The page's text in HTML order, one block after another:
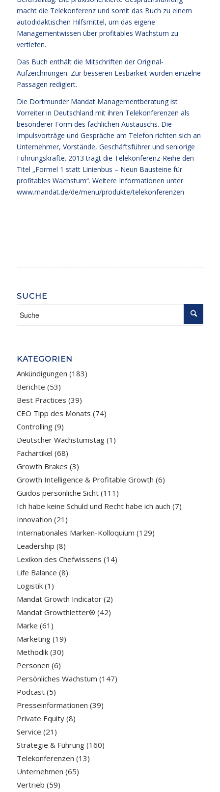
macht die Telekonferenz und somit das Buch zu einem
autodidaktischen Hilfsmittel, um das eigene
Managementwissen über profitables Wachstum zu
vertiefen.
Das Buch enthält die Mitschriften der Original-
Aufzeichnungen. Zur besseren Lesbarkeit wurden einzelne
Passagen redigiert.
Die Dortmunder Mandat Managementberatung ist
Vorreiter in Deutschland mit ihren Telekonferenzen als
besonderer Form des fachlichen Austauschs. Die
Impulsvorträge und Gespräche am Telefon richten sich an
Unternehmer, Vorstände, Geschäftsführer und seniorige
Führungskräfte. 2013 trägt die Telekonferenz-Reihe den
Titel „Formel 1 statt Linienbus – Neun Bausteine für
profitables Wachstum“. Weitere Informationen unter
www.mandat.de/de/menu/produkte/telekonferenzen
SUCHE
KATEGORIEN
Ankündigungen (183)
Berichte (53)
Best Practices (39)
CEO Tipp des Monats (74)
Controlling(9)
Deutscher Wachstumstag(1)
Fachartikel (68)
Growth Brakes (3)
Growth Intelligence & Profitable Growth (6)
Guidos persönliche Sicht(111)
Ich habe keine Schuld und Recht habe ich auch (7)
Innovation (21)
Internationales Marken-Kolloquium (129)
Leadership (8)
Lexikon des Chefwissens (14)
Life Balance (8)
Logistik(1)
Mandat Growth Indicator(2)
Mandat Growthletter® (42)
Marke (61)
Marketing(19)
Methodik(30)
Personen (6)
Persönliches Wachstum (147)
Podcast(5)
Presseinformationen (39)
Private Equity(8)
Service (21)
Strategie & Führung(160)
Telekonferenzen (13)
Unternehmen (65)
Vertrieb (59)